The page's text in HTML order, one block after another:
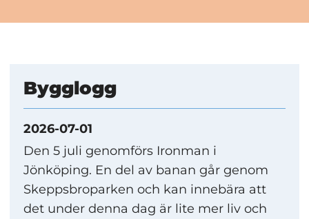
Bygglogg
2026-07-01
Den 5 juli genomförs Ironman i
Jönköping. En del av banan går genom
Skeppsbroparken och kan innebära att
det under denna dag är lite mer liv och